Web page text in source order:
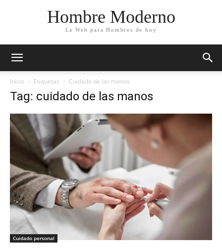
Hombre Moderno
La Web para Hombres de hoy
Inicio Etiquetas Cuidado de las manos
Tag: cuidado de las manos
Cuidado personal